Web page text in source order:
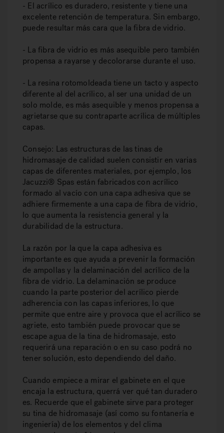
- El acrílico es duradero, resistente y tiene una
excelente retención de temperatura. Sin embargo,
puede resultar más cara que la fibra de vidrio.
- La fibra de vidrio es más asequible pero también
propensa a rayarse y decolorarse durante el uso.
- La resina rotomoldeada tiene un tacto y aspecto
diferente al del acrílico, al ser una unidad de un
solo molde, es más asequible y menos propensa a
agrietarse que su contraparte acrílica de múltiples
capas.
Consejo: Las estructuras de las tinas de
hidromasaje de calidad suelen consistir en varias
capas de diferentes materiales, por ejemplo, los
Jacuzzi® Spas están fabricados con acrílico
formado al vacío con una capa adhesiva que se
adhiere firmemente a una capa de fibra de vidrio,
lo que aumenta la resistencia general y la
durabilidad de la estructura.
La razón por la que la capa adhesiva es
importante es que ayuda a prevenir la formación
de ampollas y la delaminación del acrílico de la
fibra de vidrio. La delaminación se produce
cuando la parte posterior del acrílico pierde
adherencia con las capas inferiores, lo que
permite que entre aire y provoca que el acrílico se
agriete, esto también puede provocar que se
escape agua de la tina de hidromasaje, esto
requerirá una reparación o en su caso podrá no
tener solución, esto dependiendo del daño.
Cuando empiece a mirar el gabinete en el que
encaja la estructura, querrá ver qué tan duradero
es. Recuerde que el gabinete sirve para proteger
su tina de hidromasaje (así como su fontanería e
ingeniería) de los elementos y del clima